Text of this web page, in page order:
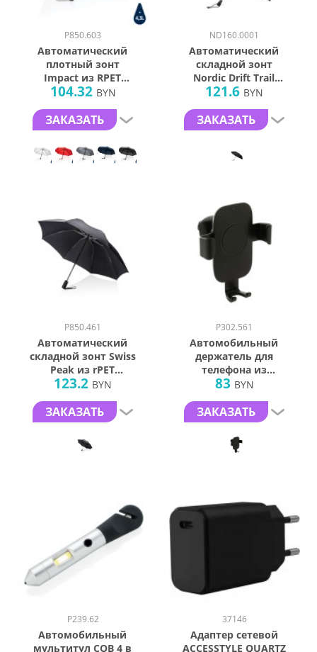
P850.603
Автоматический
плотный зонт
Impact из RPET
AWARE™, d94 см
104.32 BYN
ЗАКАЗАТЬ
ND160.0001
Автоматический
складной зонт
Nordic Drift Trail
AWARE™ RPET, UPF
121.6 BYN
ЗАКАЗАТЬ
P850.461
Автоматический
складной зонт Swiss
Peak из rPET
AWARE™, d116 см
123.2 BYN
ЗАКАЗАТЬ
P302.561
Автомобильный
держатель для
телефона из
переработанного
беспроводной
зарядкой, 10 Вт
83 BYN
ЗАКАЗАТЬ
P239.62
Автомобильный
мультитул COB 4 в
37146
Адаптер сетевой
ACCESSTYLE QUARTZ